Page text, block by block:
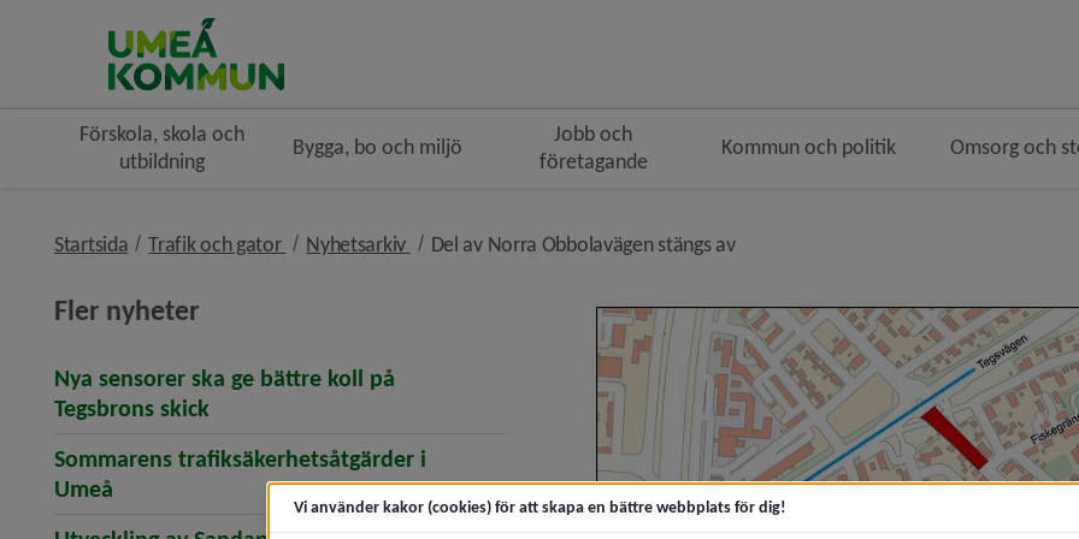
Förskola, skola och
utbildning
Bygga, bo och miljö
Jobb och
företagande
Kommun och politik Omsorg och
Startsida Trafik och gator nivå i brödsmulenavigeringen
Nyhetsarkiv nivå i brödsmulenavigeringen
Del av Norra Obbolavägen stängs avnivå i brödsmulenavigeringen
Fler nyheter
Nya sensorer ska ge bättre koll på
Tegsbrons skick (öppnar artikeln Nya sensorer ska ge bättre koll på Tegsbrons skick)
Sommarens trafiksäkerhetsåtgärder i
Umeå (öppnar artikeln Sommarens trafiksäkerhetsåtgärder i Umeå)
Vi använder kakor (cookies) för att skapa en bättre webbplats för dig!